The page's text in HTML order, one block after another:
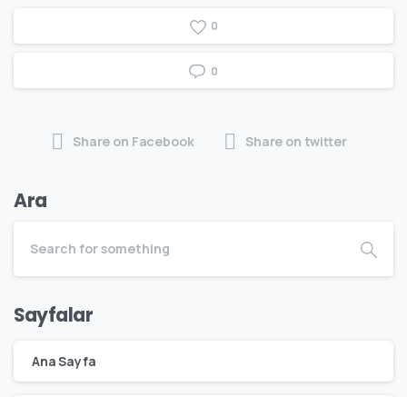
0
0
Share on Facebook Share on twitter
Ara
Sayfalar
Ana Sayfa